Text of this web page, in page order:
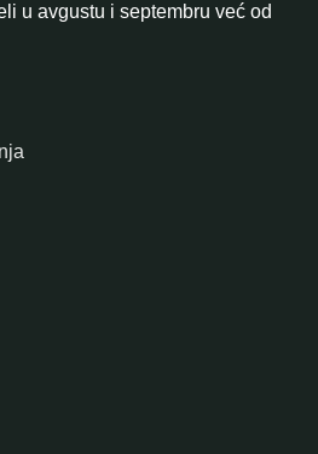
u avgustu i septembru već od